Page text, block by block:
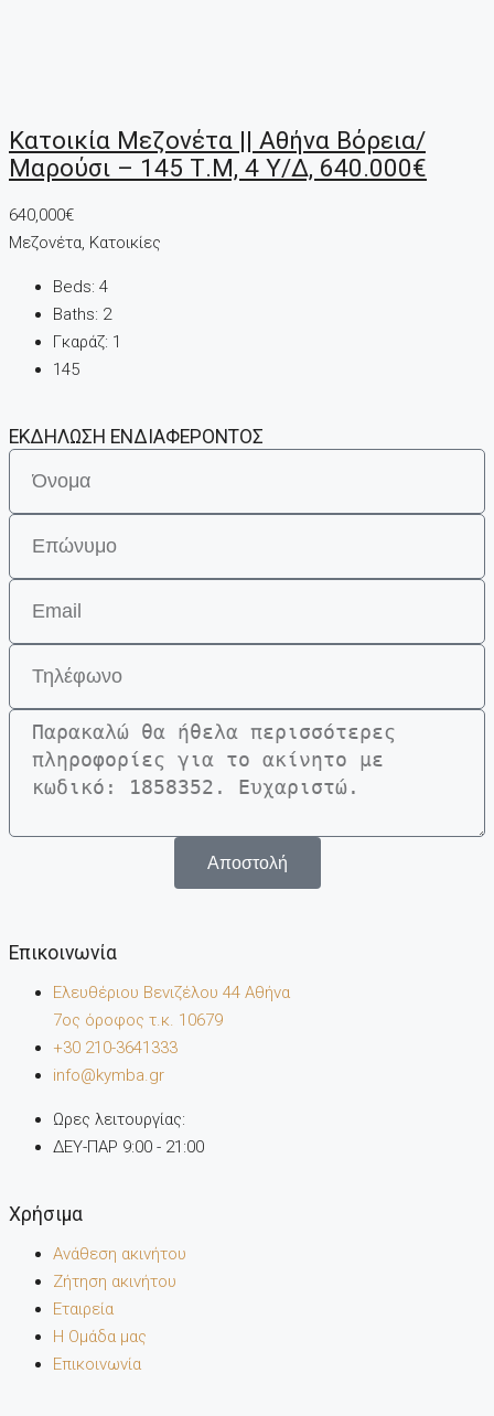
Κατοικία Μεζονέτα || Αθήνα Βόρεια/
Μαρούσι – 145 Τ.μ, 4 Υ/Δ, 640.000€
640,000€
Μεζονέτα, Κατοικίες
Beds: 4
Baths: 2
Γκαράζ: 1
145
ΕΚΔΗΛΩΣΗ ΕΝΔΙΑΦΕΡΟΝΤΟΣ
Αποστολή
Επικοινωνία
Ελευθέριου Βενιζέλου 44 Αθήνα
7oς όροφος τ.κ. 10679
+30 210-3641333
info@kymba.gr
Ωρες λειτουργίας:
ΔΕΥ-ΠΑΡ 9:00 - 21:00
Χρήσιμα
Ανάθεση ακινήτου
Ζήτηση ακινήτου
Εταιρεία
Η Ομάδα μας
Επικοινωνία